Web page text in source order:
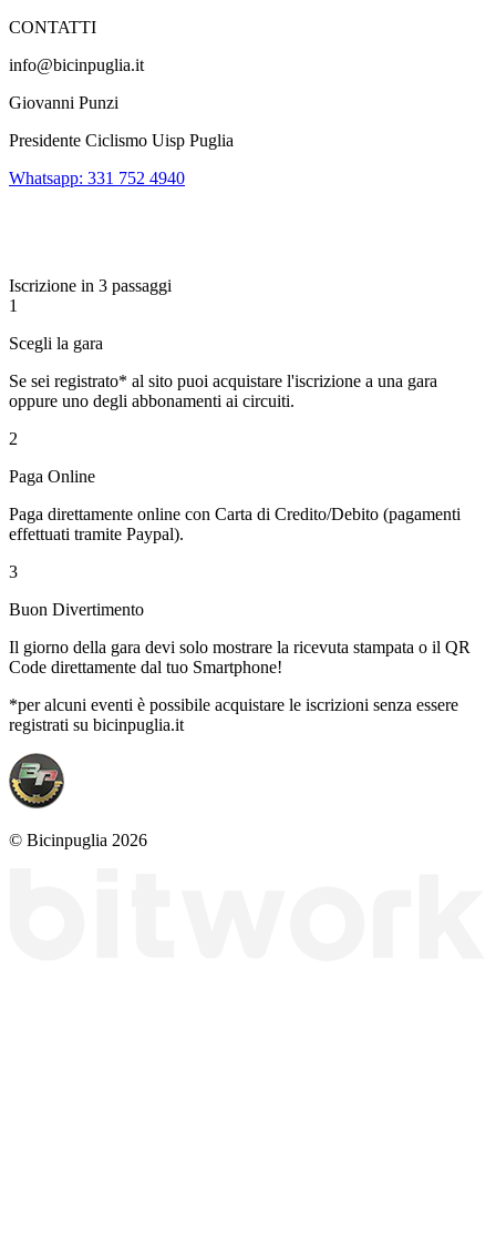
CONTATTI
info@bicinpuglia.it
Giovanni Punzi
Presidente Ciclismo Uisp Puglia
Whatsapp: 331 752 4940
Iscrizione in 3 passaggi
1
Scegli la gara
Se sei registrato* al sito puoi acquistare l'iscrizione a una gara
oppure uno degli abbonamenti ai circuiti.
2
Paga Online
Paga direttamente online con Carta di Credito/Debito (pagamenti
effettuati tramite Paypal).
3
Buon Divertimento
Il giorno della gara devi solo mostrare la ricevuta stampata o il QR
Code direttamente dal tuo Smartphone!
*per alcuni eventi è possibile acquistare le iscrizioni senza essere
registrati su bicinpuglia.it
© Bicinpuglia 2026